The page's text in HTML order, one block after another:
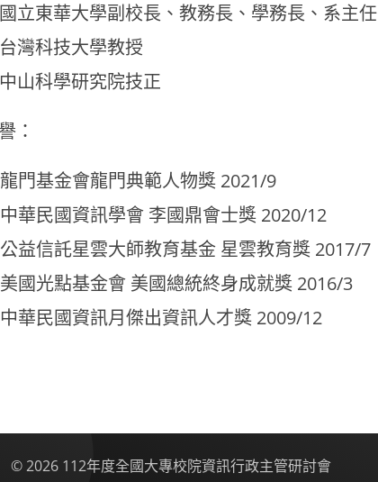
國立東華大學副校長、教務長、學務長、系主任
台灣科技大學教授
中山科學研究院技正
：
龍門基金會龍門典範人物獎 2021/9
中華民國資訊學會 李國鼎會士獎 2020/12
公益信託星雲大師教育基金 星雲教育獎 2017/7
美國光點基金會 美國總統終身成就獎 2016/3
中華民國資訊月傑出資訊人才獎 2009/12
© 2026 112年度全國大專校院資訊行政主管研討會